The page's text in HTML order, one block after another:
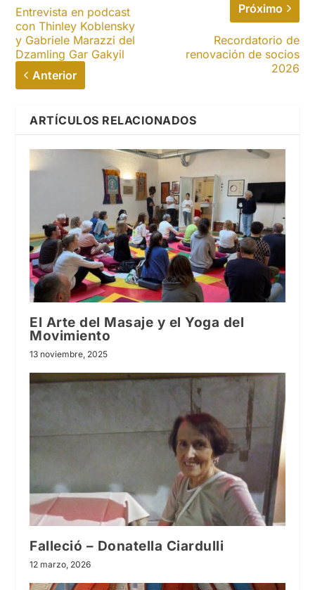
Entrevista en podcast
con Thinley Koblensky
y Gabriele Marazzi del
Dzamling Gar Gakyil
Anterior
Próximo
Recordatorio de
renovación de socios
2026
ARTÍCULOS RELACIONADOS
El Arte del Masaje y el Yoga del
Movimiento
13 noviembre, 2025
Falleció – Donatella Ciardulli
12 marzo, 2026